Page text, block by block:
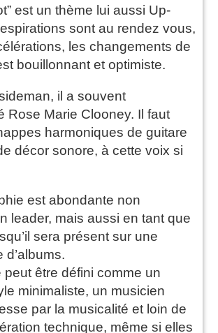
est un thème lui aussi Up-
sont au rendez vous,
les changements de
bouillonnant et optimiste.
il a souvent
Rose Marie Clooney. Il faut
harmoniques de guitare
décor sonore, à cette voix si
est abondante non
leader, mais aussi en tant que
sera présent sur une
d’albums.
peut être défini comme un
minimaliste, un musicien
par la musicalité et loin de
technique, même si elles